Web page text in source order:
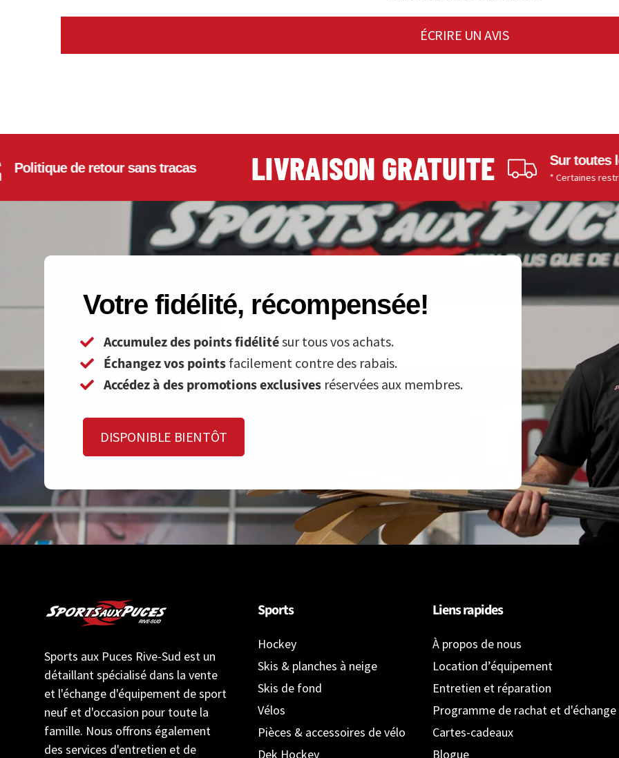
ÉCRIRE UN AVIS
de retour sans tracas LIVRAISON GRATUITE Sur toutes les
* Certaines restrictions
Votre fidélité, récompensée!
Accumulez des points fidélitésur tous vos achats.
Échangez vos points facilement contre des rabais.
Accédez à des promotions exclusives réservées aux membres.
DISPONIBLE BIENTÔT
Sports aux Puces Rive-Sud est un
détaillant spécialisé dans la vente
et l'échange d'équipement de sport
neuf et d'occasion pour toute la
famille. Nous offrons également
des services d'entretien et de
Sports
Hockey
Skis & planches à neige
Skis de fond
Vélos
Pièces & accessoires de vélo
Dek Hockey
Liens rapides
À propos de nous
Location d’équipement
Entretien et réparation
Programme de rachat et d'échange
Cartes-cadeaux
Blogue